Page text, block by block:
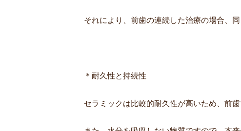
それにより、前歯の連続した治療の場合、
＊耐久性と持続性
セラミックは比較的耐久性が高いため、前